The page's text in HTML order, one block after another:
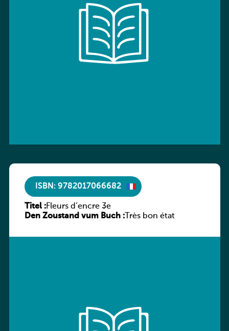
ISBN: 9782017066682
Titel :Fleurs d’encre 3e
Den Zoustand vum Buch :Très bon état